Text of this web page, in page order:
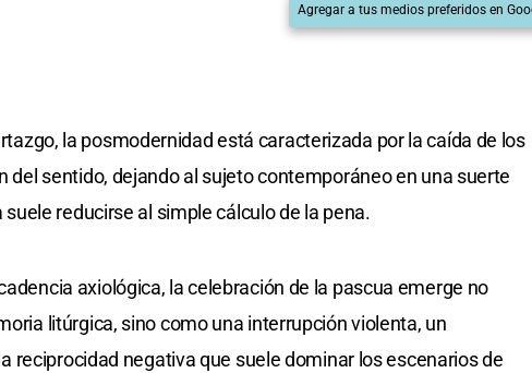
Agregar a tus medios preferidos en
la posmodernidad está caracterizada por la caída de los
del sentido, dejando al sujeto contemporáneo en una suerte
reducirse al simple cálculo de la pena.
axiológica, la celebración de la pascua emerge no
litúrgica, sino como una interrupción violenta, un
reciprocidad negativa que suele dominar los escenarios de